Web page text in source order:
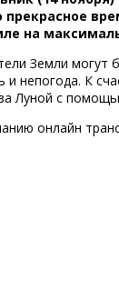
прекрасное
на
Земли
и непогода. К
Луной с
онлайн